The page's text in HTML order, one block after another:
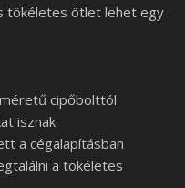
tökéletes ötlet lehet egy
cipőbolttól
isznak
a cégalapításban
a tökéletes